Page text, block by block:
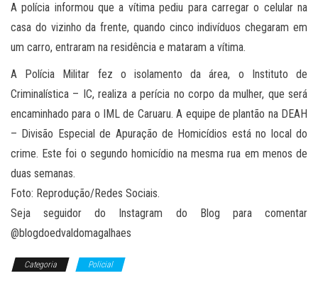
A polícia informou que a vítima pediu para carregar o celular na
casa do vizinho da frente, quando cinco indivíduos chegaram em
um carro, entraram na residência e mataram a vítima.
A Polícia Militar fez o isolamento da área, o Instituto de
Criminalística – IC, realiza a perícia no corpo da mulher, que será
encaminhado para o IML de Caruaru. A equipe de plantão na DEAH
– Divisão Especial de Apuração de Homicídios está no local do
crime. Este foi o segundo homicídio na mesma rua em menos de
duas semanas.
Foto: Reprodução/Redes Sociais.
Seja seguidor do Instagram do Blog para comentar
@blogdoedvaldomagalhaes
Categoria Policial